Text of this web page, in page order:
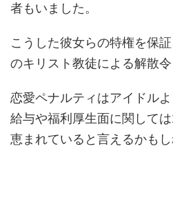
者もいました。
こうした彼女らの特権を保
のキリスト教徒による解散令
恋愛ペナルティはアイドルよ
給与や福利厚生面に関して
恵まれていると言えるかもし